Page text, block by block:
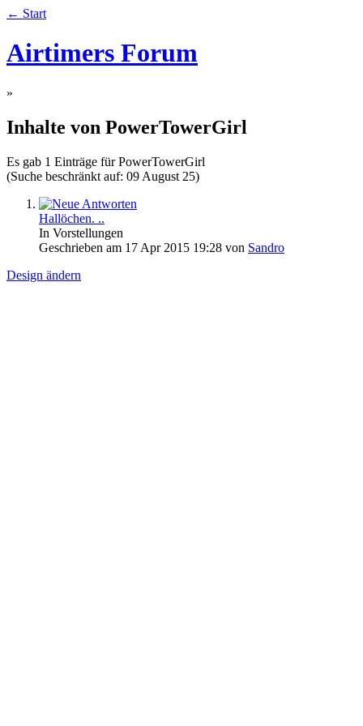
← Start
Airtimers Forum
»
Inhalte von PowerTowerGirl
Es gab 1 Einträge für PowerTowerGirl
(Suche beschränkt auf: 09 August 25)
Hallöchen. ..
In Vorstellungen
Geschrieben am 17 Apr 2015 19:28 von Sandro
Design ändern